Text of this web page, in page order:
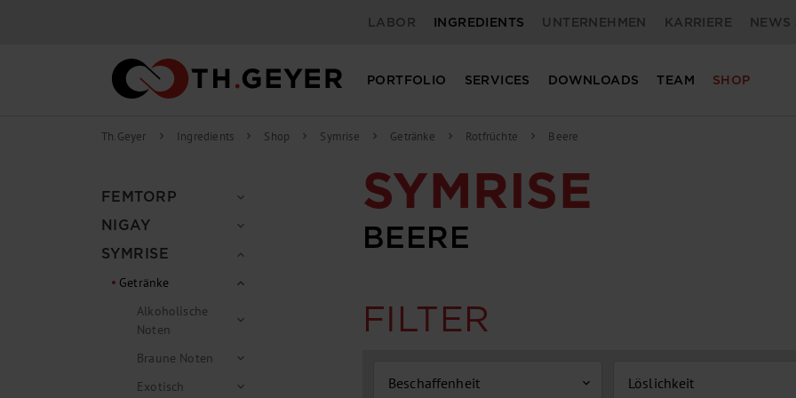
LABOR INGREDIENTS UNTERNEHMEN KARRIERE NEWS
PORTFOLIO SERVICES DOWNLOADS TEAM SHOP
Th.Geyer chevron_right Ingredients chevron_right Shop chevron_right Symrise chevron_right Getränke chevron_right Rotfrüchte chevron_right Beere
FEMTORP expand_more
NIGAY expand_more
SYMRISE expand_more
Getränke expand_more
Alkoholische
Noten
expand_more
Braune Noten expand_more
Exotisch expand_more
SYMRISE
BEERE
FILTER
Beschaffenheit expand_more Löslichkeit